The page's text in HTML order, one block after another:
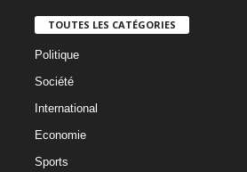
TOUTES LES CATÉGORIES
Politique
Société
International
Economie
Sports